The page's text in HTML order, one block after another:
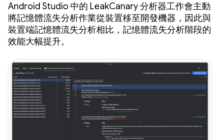
Android Studio 中的 LeakCanary 分析器工作會主動
將記憶體流失分析作業從裝置移至開發機器，因此與
裝置端記憶體流失分析相比，記憶體流失分析階段的
效能大幅提升。